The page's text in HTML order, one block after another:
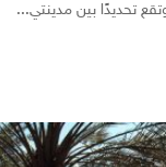
تحديدًا بين مدينتي...